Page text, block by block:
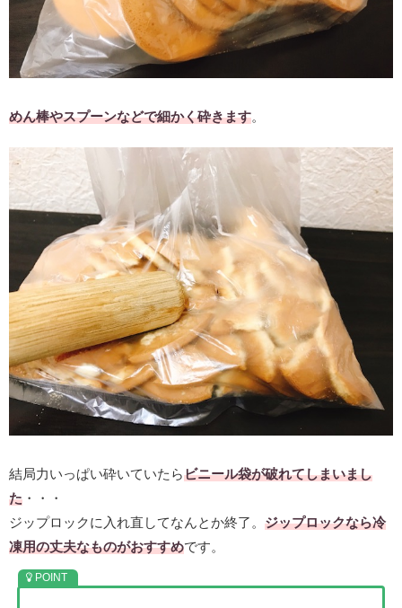
めん棒やスプーンなどで細かく砕きます。
結局力いっぱい砕いていたらビニール袋が破れてしまいまし
た ・・・
ジップロックに入れ直してなんとか終了。 ジップロックなら冷
凍用の丈夫なものがおすすめです。